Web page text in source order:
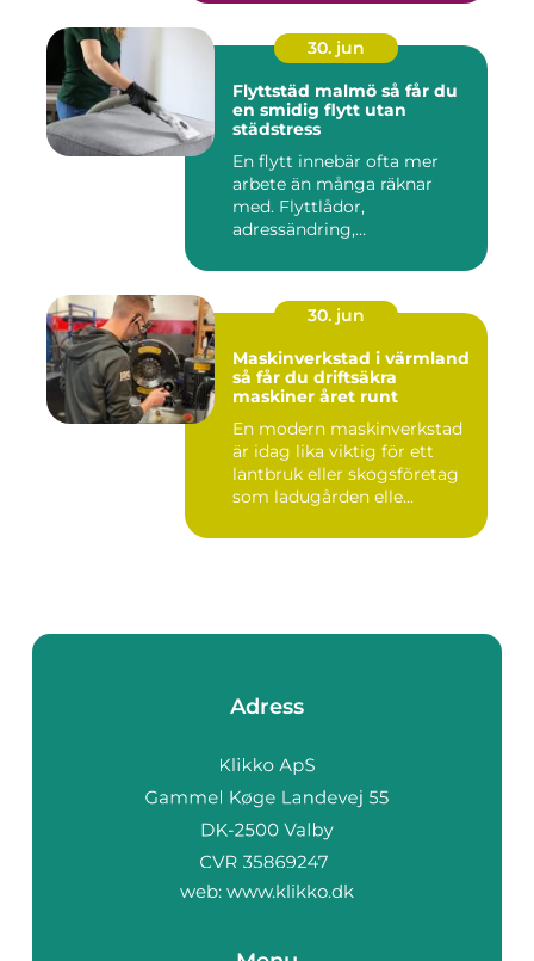
30. jun
Flyttstäd malmö så får du
en smidig flytt utan
städstress
En flytt innebär ofta mer
arbete än många räknar
med. Flyttlådor,
adressändring,
30. jun
Maskinverkstad i värmland
så får du driftsäkra
maskiner året runt
En modern maskinverkstad
är idag lika viktig för ett
lantbruk eller skogsföretag
som ladugården elle...
Adress
web: www.klikko.dk